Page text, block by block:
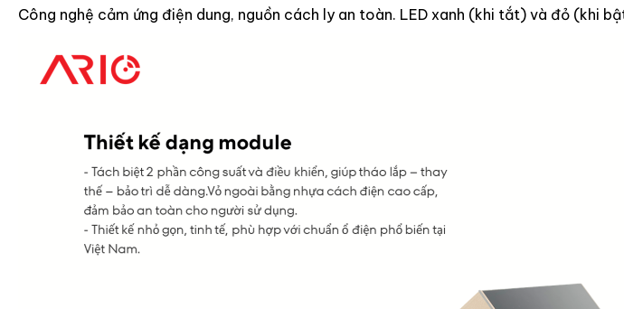
Công nghệ cảm ứng điện dung, nguồn cách ly an toàn. LED xanh (khi tắt) và đỏ (khi